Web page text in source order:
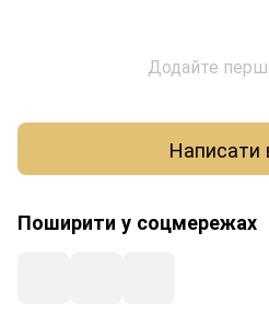
Додайте
Написати
Поширити у соцмережах